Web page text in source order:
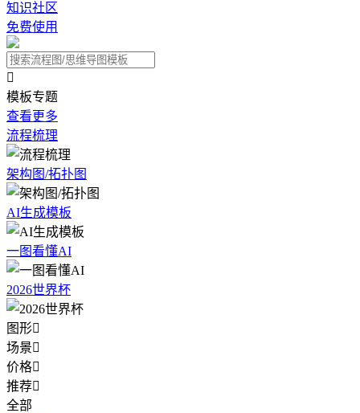
知识社区
免费使用

模板专题
查看更多
流程梳理
架构图/拓扑图
AI生成模板
一图看懂AI
2026世界杯
图形
场景
价格
推荐
全部